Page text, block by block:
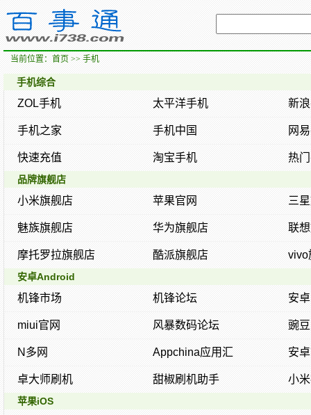
当前位置： 首页 >> 手机
手机综合
ZOL手机 太平洋手机 新
手机之家 手机中国 网
快速充值 淘宝手机 热
品牌旗舰店
小米旗舰店 苹果官网 三
魅族旗舰店 华为旗舰店 联
摩托罗拉旗舰店 酷派旗舰店 vivo
安卓Android
机锋市场 机锋论坛 安
miui官网 风暴数码论坛 豌
N多网 Appchina应用汇 安
卓大师刷机 甜椒刷机助手 小
苹果iOS